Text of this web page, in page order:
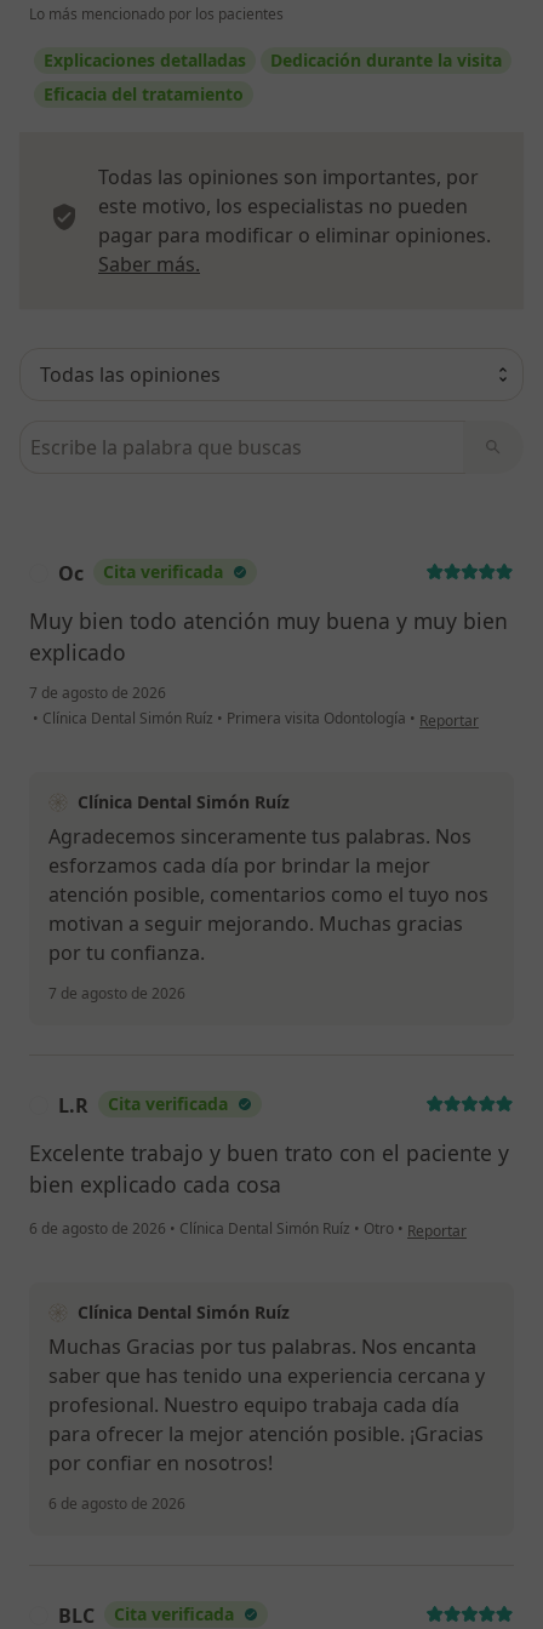
Lo más mencionado por los pacientes
Explicaciones detalladas
Dedicación durante la visita
Eficacia del tratamiento
Todas las opiniones son importantes, por
este motivo, los especialistas no pueden
pagar para modificar o eliminar opiniones.
Saber más.
Busca en opiniones
Oc Cita verificada
Muy bien todo atención muy buena y muy bien
explicado
7 de agosto de 2026
• Clínica Dental Simón Ruíz • Primera visita Odontología • en opinión del
Reportar
Clínica Dental Simón Ruíz
Agradecemos sinceramente tus palabras. Nos
esforzamos cada día por brindar la mejor
atención posible, comentarios como el tuyo nos
motivan a seguir mejorando. Muchas gracias
por tu confianza.
7 de agosto de 2026
L.R Cita verificada
Excelente trabajo y buen trato con el paciente y
bien explicado cada cosa
6 de agosto de 2026 • Clínica Dental Simón Ruíz • Otro • en opinión del
Reportar
Clínica Dental Simón Ruíz
Muchas Gracias por tus palabras. Nos encanta
saber que has tenido una experiencia cercana y
profesional. Nuestro equipo trabaja cada día
para ofrecer la mejor atención posible. ¡Gracias
por confiar en nosotros!
6 de agosto de 2026
BLC Cita verificada